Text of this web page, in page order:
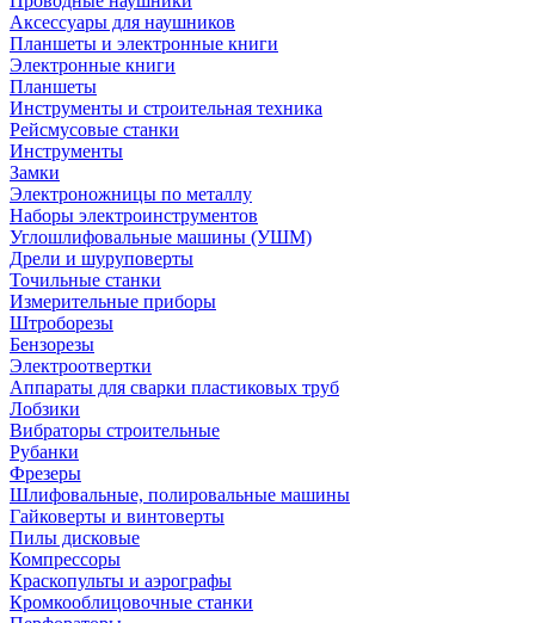
Аксессуары для наушников
Планшеты и электронные книги
Электронные книги
Планшеты
Инструменты и строительная техника
Рейсмусовые станки
Инструменты
Замки
Электроножницы по металлу
Наборы электроинструментов
Углошлифовальные машины (УШМ)
Дрели и шуруповерты
Точильные станки
Измерительные приборы
Штроборезы
Бензорезы
Электроотвертки
Аппараты для сварки пластиковых труб
Лобзики
Вибраторы строительные
Рубанки
Фрезеры
Шлифовальные, полировальные машины
Гайковерты и винтоверты
Пилы дисковые
Компрессоры
Краскопульты и аэрографы
Кромкооблицовочные станки